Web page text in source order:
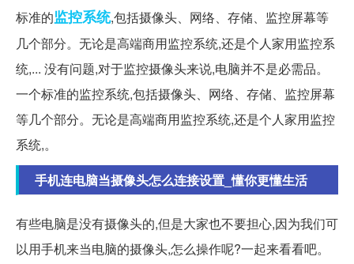
标准的监控系统,包括摄像头、网络、存储、监控屏幕等
几个部分。无论是高端商用监控系统,还是个人家用监控系
统,... 没有问题,对于监控摄像头来说,电脑并不是必需品。
一个标准的监控系统,包括摄像头、网络、存储、监控屏幕
等几个部分。无论是高端商用监控系统,还是个人家用监控
系统,。
手机连电脑当摄像头怎么连接设置_懂你更懂生活
有些电脑是没有摄像头的,但是大家也不要担心,因为我们可
以用手机来当电脑的摄像头,怎么操作呢?一起来看看吧。